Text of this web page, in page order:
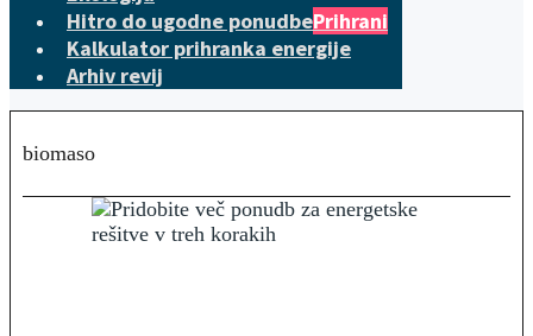
Hitro do ugodne ponudbePrihrani
Kalkulator prihranka energije
Arhiv revij
biomaso